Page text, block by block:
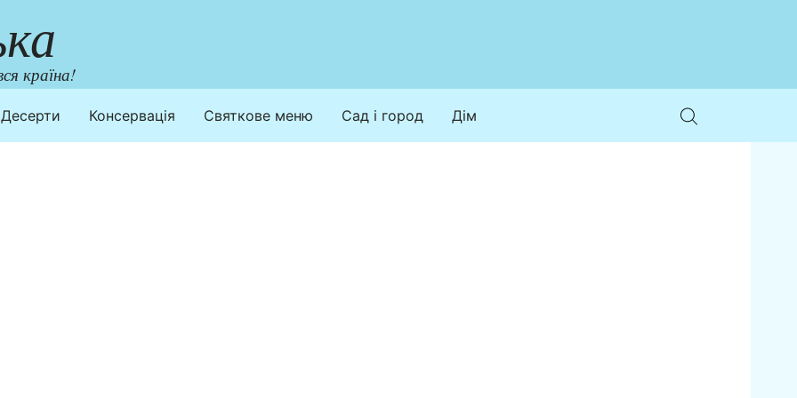
країна!
Десерти Консервація Святкове меню Сад і город Дім